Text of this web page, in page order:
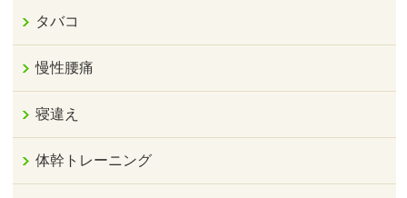
タバコ
慢性腰痛
寝違え
体幹トレーニング